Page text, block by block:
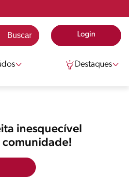
Login
Destaques
inesquecível
comunidade!